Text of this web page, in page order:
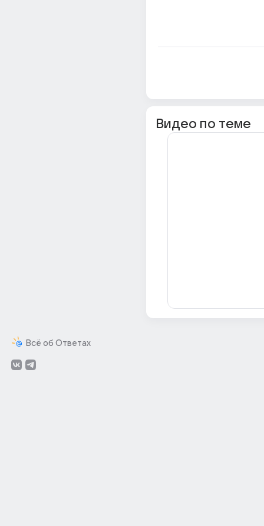
Всё об Ответах
Видео по теме